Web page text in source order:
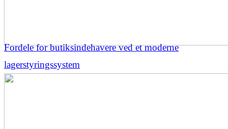
Fordele for butiksindehavere ved et moderne
lagerstyringssystem